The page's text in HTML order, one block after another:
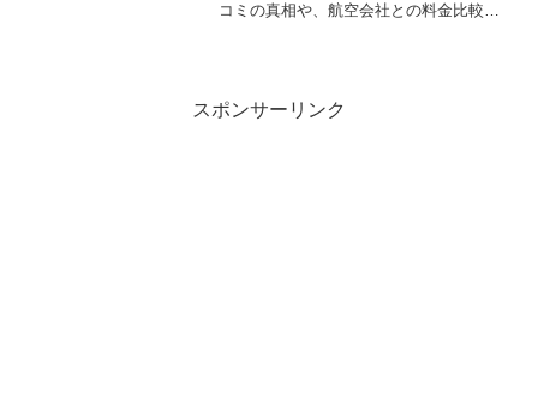
コミの真相や、航空会社との料金比較、
見です。
スポンサーリンク